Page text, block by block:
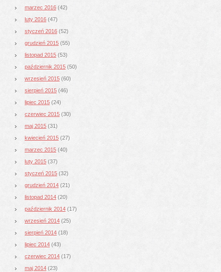
marzec 2016 (42)
luty 2016 (47)
styczeń 2016 (52)
grudzień 2015 (55)
listopad 2015 (53)
październik 2015 (50)
wrzesień 2015 (60)
sierpień 2015 (46)
lipiec 2015 (24)
czerwiec 2015 (30)
maj 2015 (31)
kwiecień 2015 (27)
marzec 2015 (40)
luty 2015 (37)
styczeń 2015 (32)
grudzień 2014 (21)
listopad 2014 (20)
październik 2014 (17)
wrzesień 2014 (25)
sierpień 2014 (18)
lipiec 2014 (43)
czerwiec 2014 (17)
maj 2014 (23)